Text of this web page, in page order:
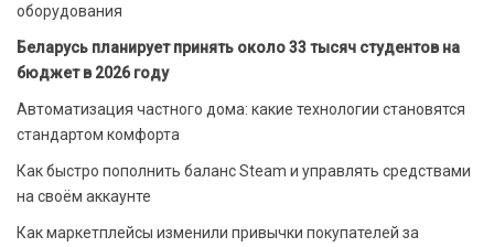
оборудования
Беларусь планирует принять около 33 тысяч студентов на
бюджет в 2026 году
Автоматизация частного дома: какие технологии становятся
стандартом комфорта
Как быстро пополнить баланс Steam и управлять средствами
на своём аккаунте
Как маркетплейсы изменили привычки покупателей за